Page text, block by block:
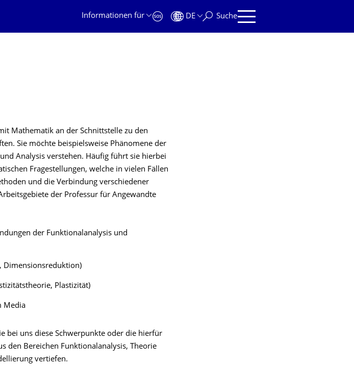
Informationen für
DE Suche
Mathematik an der Schnittstelle zu den
Sie möchte beispielsweise Phänomene der
Analysis verstehen. Häufig führt sie hierbei
Fragestellungen, welche in vielen Fällen
und die Verbindung verschiedener
der Professur für Angewandte
der Funktionalanalysis und
Dimensionsreduktion)
Plastizität)
Media
bei uns diese Schwerpunkte oder die hierfür
den Bereichen Funktionalanalysis, Theorie
vertiefen.